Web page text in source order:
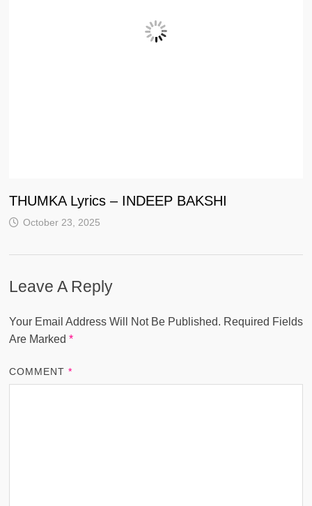
THUMKA Lyrics – INDEEP BAKSHI
October 23, 2025
Leave A Reply
Your Email Address Will Not Be Published. Required Fields
Are Marked *
COMMENT*